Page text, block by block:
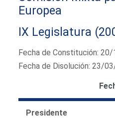
Europea
IX Legislatura
Fecha de Constitución:
Fecha de Disolución: 23/
Presidente